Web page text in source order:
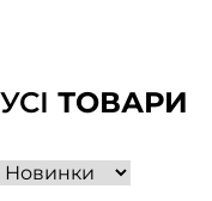
УСІ ТОВАРИ